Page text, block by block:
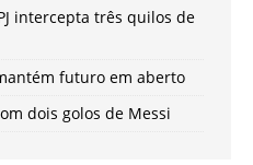
intercepta três quilos de
futuro em aberto
dois golos de Messi